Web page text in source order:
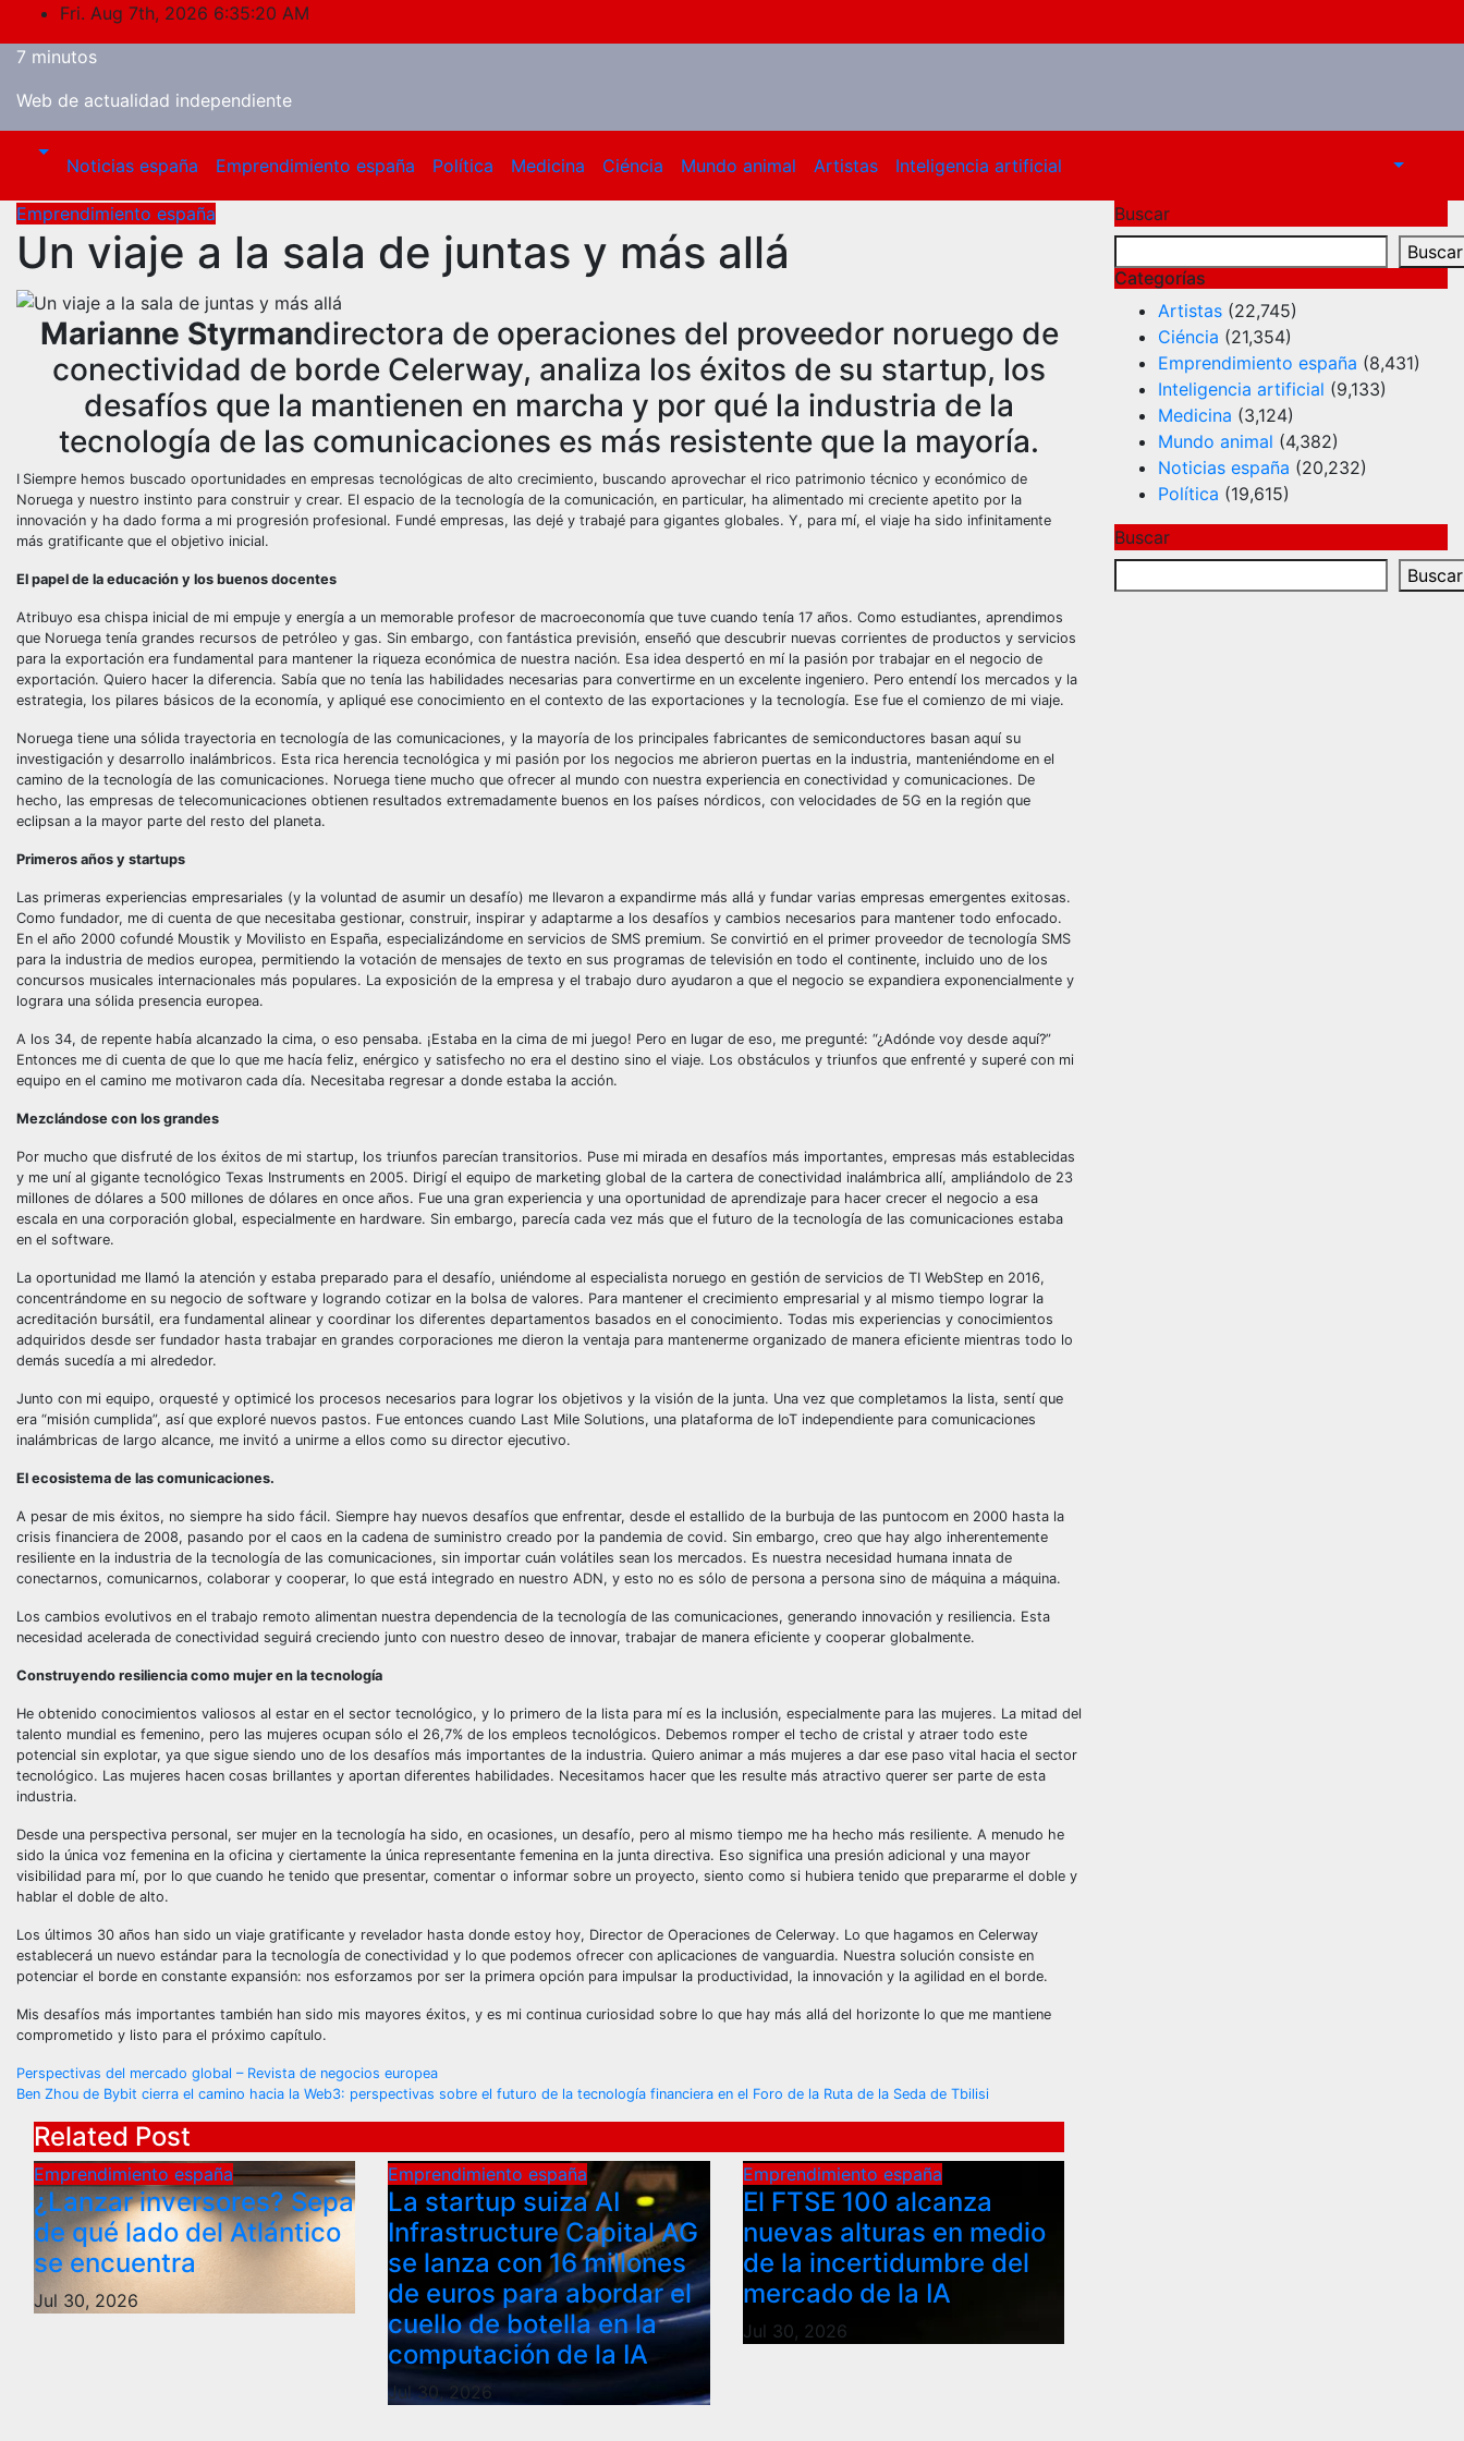
to
content
Fri. Aug 7th, 2026 6:35:21 AM
7 minutos
Web de actualidad independiente
Noticias españa Emprendimiento españa Política Medicina Ciéncia Mundo animal Artistas Inteligencia artificial
Emprendimiento españa
Un viaje a la sala de juntas y más allá
Marianne Styrmandirectora de operaciones del proveedor noruego de
conectividad de borde Celerway, analiza los éxitos de su startup, los
desafíos que la mantienen en marcha y por qué la industria de la
tecnología de las comunicaciones es más resistente que la mayoría.
I Siempre hemos buscado oportunidades en empresas tecnológicas de alto crecimiento, buscando aprovechar el rico patrimonio técnico y económico de
Noruega y nuestro instinto para construir y crear. El espacio de la tecnología de la comunicación, en particular, ha alimentado mi creciente apetito por la
innovación y ha dado forma a mi progresión profesional. Fundé empresas, las dejé y trabajé para gigantes globales. Y, para mí, el viaje ha sido infinitamente
más gratificante que el objetivo inicial.
El papel de la educación y los buenos docentes
Atribuyo esa chispa inicial de mi empuje y energía a un memorable profesor de macroeconomía que tuve cuando tenía 17 años. Como estudiantes, aprendimos
que Noruega tenía grandes recursos de petróleo y gas. Sin embargo, con fantástica previsión, enseñó que descubrir nuevas corrientes de productos y servicios
para la exportación era fundamental para mantener la riqueza económica de nuestra nación. Esa idea despertó en mí la pasión por trabajar en el negocio de
exportación. Quiero hacer la diferencia. Sabía que no tenía las habilidades necesarias para convertirme en un excelente ingeniero. Pero entendí los mercados y la
estrategia, los pilares básicos de la economía, y apliqué ese conocimiento en el contexto de las exportaciones y la tecnología. Ese fue el comienzo de mi viaje.
Noruega tiene una sólida trayectoria en tecnología de las comunicaciones, y la mayoría de los principales fabricantes de semiconductores basan aquí su
investigación y desarrollo inalámbricos. Esta rica herencia tecnológica y mi pasión por los negocios me abrieron puertas en la industria, manteniéndome en el
camino de la tecnología de las comunicaciones. Noruega tiene mucho que ofrecer al mundo con nuestra experiencia en conectividad y comunicaciones. De
hecho, las empresas de telecomunicaciones obtienen resultados extremadamente buenos en los países nórdicos, con velocidades de 5G en la región que
eclipsan a la mayor parte del resto del planeta.
Primeros años y startups
Las primeras experiencias empresariales (y la voluntad de asumir un desafío) me llevaron a expandirme más allá y fundar varias empresas emergentes exitosas.
Como fundador, me di cuenta de que necesitaba gestionar, construir, inspirar y adaptarme a los desafíos y cambios necesarios para mantener todo enfocado.
En el año 2000 cofundé Moustik y Movilisto en España, especializándome en servicios de SMS premium. Se convirtió en el primer proveedor de tecnología SMS
para la industria de medios europea, permitiendo la votación de mensajes de texto en sus programas de televisión en todo el continente, incluido uno de los
concursos musicales internacionales más populares. La exposición de la empresa y el trabajo duro ayudaron a que el negocio se expandiera exponencialmente y
lograra una sólida presencia europea.
A los 34, de repente había alcanzado la cima, o eso pensaba. ¡Estaba en la cima de mi juego! Pero en lugar de eso, me pregunté: “¿Adónde voy desde aquí?”
Entonces me di cuenta de que lo que me hacía feliz, enérgico y satisfecho no era el destino sino el viaje. Los obstáculos y triunfos que enfrenté y superé con mi
equipo en el camino me motivaron cada día. Necesitaba regresar a donde estaba la acción.
Mezclándose con los grandes
Por mucho que disfruté de los éxitos de mi startup, los triunfos parecían transitorios. Puse mi mirada en desafíos más importantes, empresas más establecidas
y me uní al gigante tecnológico Texas Instruments en 2005. Dirigí el equipo de marketing global de la cartera de conectividad inalámbrica allí, ampliándolo de 23
millones de dólares a 500 millones de dólares en once años. Fue una gran experiencia y una oportunidad de aprendizaje para hacer crecer el negocio a esa
escala en una corporación global, especialmente en hardware. Sin embargo, parecía cada vez más que el futuro de la tecnología de las comunicaciones estaba
en el software.
La oportunidad me llamó la atención y estaba preparado para el desafío, uniéndome al especialista noruego en gestión de servicios de TI WebStep en 2016,
concentrándome en su negocio de software y logrando cotizar en la bolsa de valores. Para mantener el crecimiento empresarial y al mismo tiempo lograr la
acreditación bursátil, era fundamental alinear y coordinar los diferentes departamentos basados ​​en el conocimiento. Todas mis experiencias y conocimientos
adquiridos desde ser fundador hasta trabajar en grandes corporaciones me dieron la ventaja para mantenerme organizado de manera eficiente mientras todo lo
demás sucedía a mi alrededor.
Junto con mi equipo, orquesté y optimicé los procesos necesarios para lograr los objetivos y la visión de la junta. Una vez que completamos la lista, sentí que
era “misión cumplida”, así que exploré nuevos pastos. Fue entonces cuando Last Mile Solutions, una plataforma de IoT independiente para comunicaciones
inalámbricas de largo alcance, me invitó a unirme a ellos como su director ejecutivo.
El ecosistema de las comunicaciones.
A pesar de mis éxitos, no siempre ha sido fácil. Siempre hay nuevos desafíos que enfrentar, desde el estallido de la burbuja de las puntocom en 2000 hasta la
crisis financiera de 2008, pasando por el caos en la cadena de suministro creado por la pandemia de covid. Sin embargo, creo que hay algo inherentemente
resiliente en la industria de la tecnología de las comunicaciones, sin importar cuán volátiles sean los mercados. Es nuestra necesidad humana innata de
conectarnos, comunicarnos, colaborar y cooperar, lo que está integrado en nuestro ADN, y esto no es sólo de persona a persona sino de máquina a máquina.
Los cambios evolutivos en el trabajo remoto alimentan nuestra dependencia de la tecnología de las comunicaciones, generando innovación y resiliencia. Esta
necesidad acelerada de conectividad seguirá creciendo junto con nuestro deseo de innovar, trabajar de manera eficiente y cooperar globalmente.
Construyendo resiliencia como mujer en la tecnología
He obtenido conocimientos valiosos al estar en el sector tecnológico, y lo primero de la lista para mí es la inclusión, especialmente para las mujeres. La mitad del
talento mundial es femenino, pero las mujeres ocupan sólo el 26,7% de los empleos tecnológicos. Debemos romper el techo de cristal y atraer todo este
potencial sin explotar, ya que sigue siendo uno de los desafíos más importantes de la industria. Quiero animar a más mujeres a dar ese paso vital hacia el sector
tecnológico. Las mujeres hacen cosas brillantes y aportan diferentes habilidades. Necesitamos hacer que les resulte más atractivo querer ser parte de esta
industria.
Desde una perspectiva personal, ser mujer en la tecnología ha sido, en ocasiones, un desafío, pero al mismo tiempo me ha hecho más resiliente. A menudo he
sido la única voz femenina en la oficina y ciertamente la única representante femenina en la junta directiva. Eso significa una presión adicional y una mayor
visibilidad para mí, por lo que cuando he tenido que presentar, comentar o informar sobre un proyecto, siento como si hubiera tenido que prepararme el doble y
hablar el doble de alto.
Los últimos 30 años han sido un viaje gratificante y revelador hasta donde estoy hoy, Director de Operaciones de Celerway. Lo que hagamos en Celerway
establecerá un nuevo estándar para la tecnología de conectividad y lo que podemos ofrecer con aplicaciones de vanguardia. Nuestra solución consiste en
potenciar el borde en constante expansión: nos esforzamos por ser la primera opción para impulsar la productividad, la innovación y la agilidad en el borde.
Mis desafíos más importantes también han sido mis mayores éxitos, y es mi continua curiosidad sobre lo que hay más allá del horizonte lo que me mantiene
comprometido y listo para el próximo capítulo.
Post
navigation
Perspectivas del mercado global – Revista de negocios europea
Ben Zhou de Bybit cierra el camino hacia la Web3: perspectivas sobre el futuro de la tecnología financiera en el Foro de la Ruta de la Seda de Tbilisi
Related Post
Emprendimiento españa
¿Lanzar inversores? Sepa
de qué lado del Atlántico
se encuentra
Jul 30, 2026
Emprendimiento españa
La startup suiza AI
Infrastructure Capital AG
se lanza con 16 millones
de euros para abordar el
cuello de botella en la
computación de la IA
Jul 30, 2026
Emprendimiento españa
El FTSE 100 alcanza
nuevas alturas en medio
de la incertidumbre del
mercado de la IA
Jul 30, 2026
Buscar
Buscar
Categorías
Artistas (22,745)
Ciéncia (21,354)
Emprendimiento españa (8,431)
Inteligencia artificial (9,133)
Medicina (3,124)
Mundo animal (4,382)
Noticias españa (20,232)
Política (19,615)
Buscar
Buscar